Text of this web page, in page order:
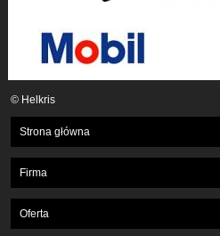
© Helkris
Strona główna
Firma
Oferta